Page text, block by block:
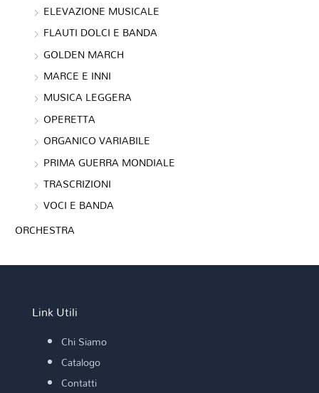
ELEVAZIONE MUSICALE
FLAUTI DOLCI E BANDA
GOLDEN MARCH
MARCE E INNI
MUSICA LEGGERA
OPERETTA
ORGANICO VARIABILE
PRIMA GUERRA MONDIALE
TRASCRIZIONI
VOCI E BANDA
ORCHESTRA
Link Utili
Chi Siamo
Catalogo
Contatti